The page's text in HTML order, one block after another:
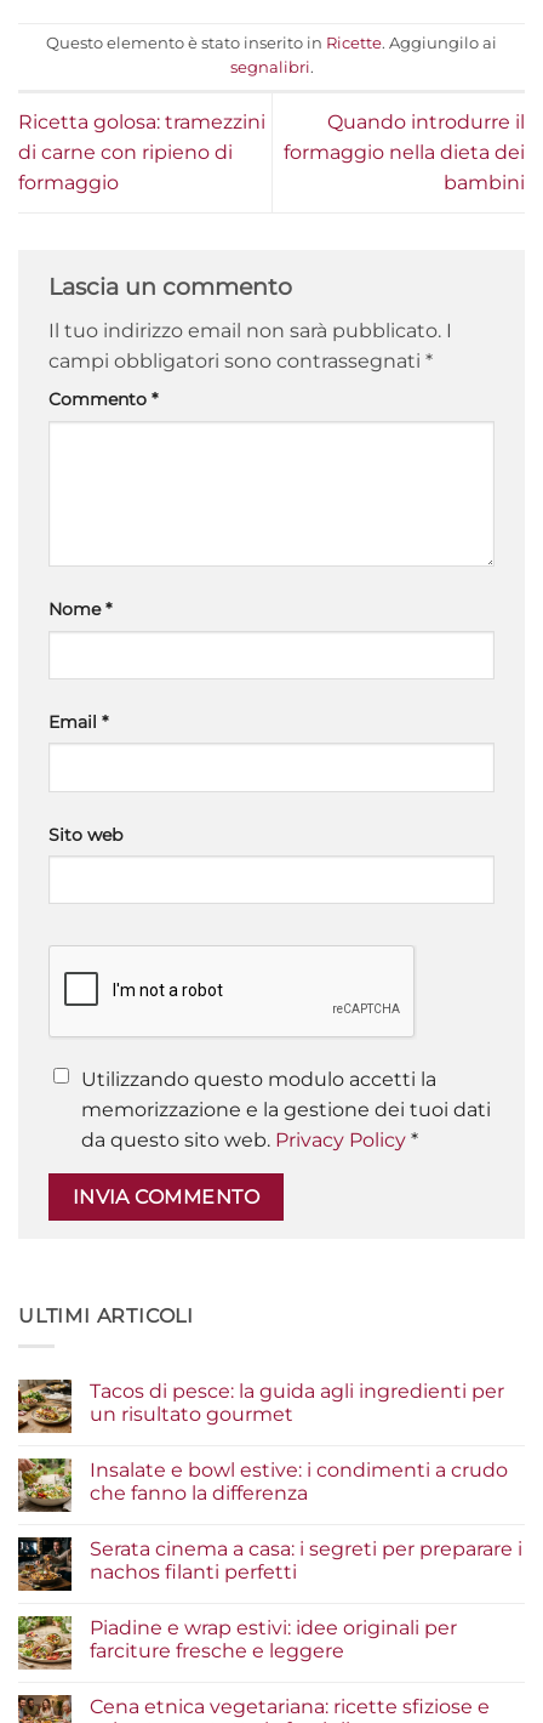
Questo elemento è stato inserito in Ricette. Aggiungilo ai
segnalibri.
Ricetta golosa: tramezzini
di carne con ripieno di
formaggio
Quando introdurre il
formaggio nella dieta dei
bambini
Lascia un commento
Il tuo indirizzo email non sarà pubblicato. I
campi obbligatori sono contrassegnati *
Commento *
Nome*
Email *
Sito web
Utilizzando questo modulo accetti la
memorizzazione e la gestione dei tuoi dati
da questo sito web. Privacy Policy *
ULTIMI ARTICOLI
Tacos di pesce: la guida agli ingredienti per
un risultato gourmet
su
Tacos
di
guida
ingredienti
risultato
gourmet
Insalate e bowl estive: i condimenti a crudo
che fanno la differenza
su
Insalate
e
condimenti
a
fanno
Serata cinema a casa: i segreti per preparare i
nachos filanti perfetti
su
Serata
cinema
i
Piadine e wrap estivi: idee originali per
farciture fresche e leggere
su
Cena etnica vegetariana: ricette sfiziose e